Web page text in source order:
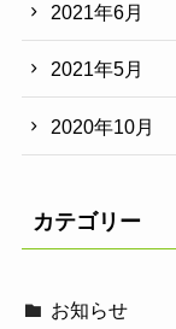
2021年6月
2021年5月
2020年10月
カテゴリー
お知らせ